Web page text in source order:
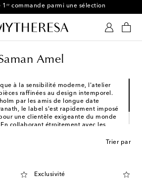
1ʳᵉ commande parmi une sélection
Amel
à la sensibilité moderne, l'atelier
raffinées au design intemporel.
par les amis de longue date
le label s'est rapidement imposé
une clientèle exigeante du monde
collaborant étroitement avec les
classiques et contemporaines.
Trier par
Exclusivité